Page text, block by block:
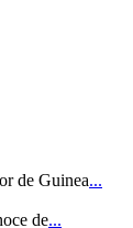
de Guinea...
de...